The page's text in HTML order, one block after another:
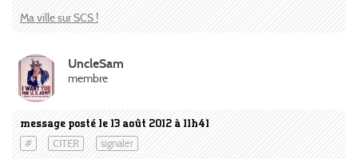
Ma ville sur SCS !
message posté le 13 août 2012 à 11h41
# CITER signaler
UncleSam
membre